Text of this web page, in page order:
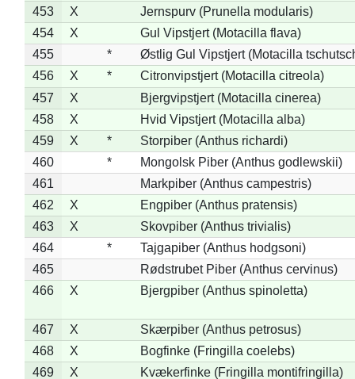
453 X
Jernspurv (Prunella modularis)
454
X
Gul Vipstjert (Motacilla flava)
455
*
Østlig Gul Vipstjert (Motacilla
456
X *
Citronvipstjert (Motacilla citreola)
457
X
Bjergvipstjert (Motacilla cinerea)
458
X
Hvid Vipstjert (Motacilla alba)
459
X *
Storpiber (Anthus richardi)
460
*
Mongolsk Piber (Anthus godlewskii)
461
Markpiber (Anthus campestris)
462
X
Engpiber (Anthus pratensis)
463
X
Skovpiber (Anthus trivialis)
464
*
Tajgapiber (Anthus hodgsoni)
465
Rødstrubet Piber (Anthus cervinus)
466
X Bjergpiber (Anthus spinoletta)
467 X
Skærpiber (Anthus petrosus)
468
X
Bogfinke (Fringilla coelebs)
469
X Kvækerfinke (Fringilla montifringilla)